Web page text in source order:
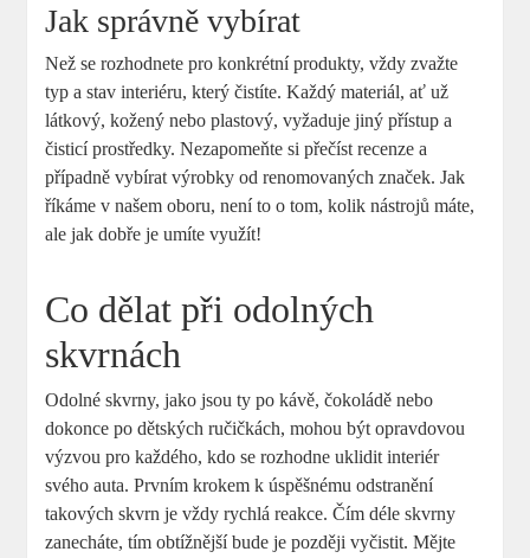
Jak správně vybírat
Než se rozhodnete pro konkrétní produkty, vždy zvažte
typ a stav interiéru, který čistíte. Každý materiál, ať už
látkový, kožený nebo plastový, vyžaduje jiný přístup a
čisticí prostředky. Nezapomeňte si přečíst recenze a
případně vybírat výrobky od renomovaných značek. Jak
říkáme v našem oboru, není to o tom, kolik nástrojů máte,
ale jak dobře je umíte využít!
Co dělat při odolných
skvrnách
Odolné skvrny, jako jsou ty po kávě, čokoládě nebo
dokonce po dětských ručičkách, mohou být opravdovou
výzvou pro každého, kdo se rozhodne uklidit interiér
svého auta. Prvním krokem k úspěšnému odstranění
takových skvrn je vždy rychlá reakce. Čím déle skvrny
zanecháte, tím obtížnější bude je později vyčistit. Mějte